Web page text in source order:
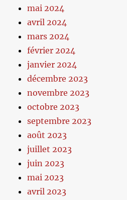
mai 2024
avril 2024
mars 2024
février 2024
janvier 2024
décembre 2023
novembre 2023
octobre 2023
septembre 2023
août 2023
juillet 2023
juin 2023
mai 2023
avril 2023